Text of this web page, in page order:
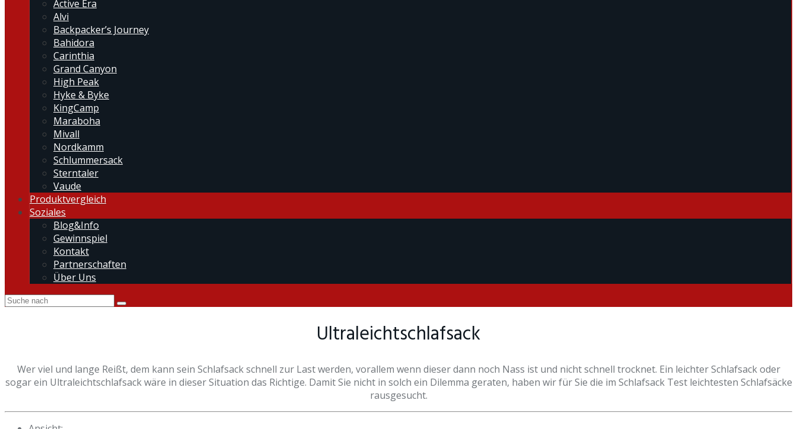
Active Era
Alvi
Backpacker’s Journey
Bahidora
Carinthia
Grand Canyon
High Peak
Hyke & Byke
KingCamp
Maraboha
Mivall
Nordkamm
Schlummersack
Sterntaler
Vaude
Produktvergleich
Soziales
Blog&Info
Gewinnspiel
Kontakt
Partnerschaften
Über Uns
Ultraleichtschlafsack
Wer viel und lange Reißt, dem kann sein Schlafsack schnell zur Last werden, vorallem wenn dieser dann noch Nass ist und nicht schnell trocknet. Ein leichter Schlafsack oder
sogar ein Ultraleichtschlafsack wäre in dieser Situation das Richtige. Damit Sie nicht in solch ein Dilemma geraten, haben wir für Sie die im Schlafsack Test leichtesten Schlafsäcke
rausgesucht.